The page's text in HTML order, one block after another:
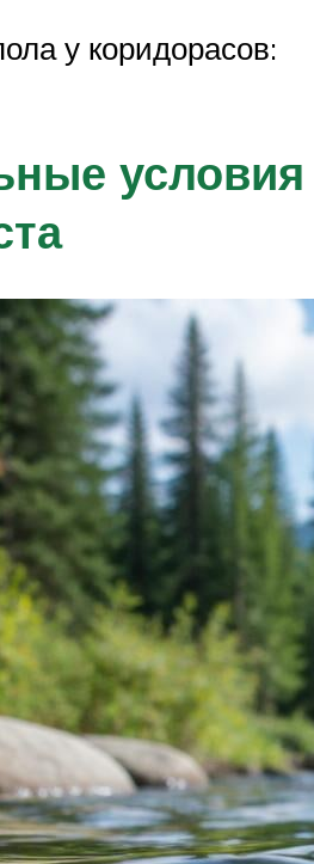
у коридорасов:
условия